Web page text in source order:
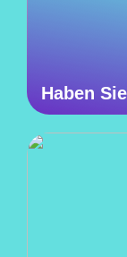
Haben